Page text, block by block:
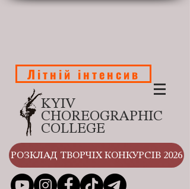
KYIV
CHOREOGRAPHIC
COLLEGE
Літній інтенсив
РОЗКЛАД ТВОРЧІХ КОНКУРСІВ 2026